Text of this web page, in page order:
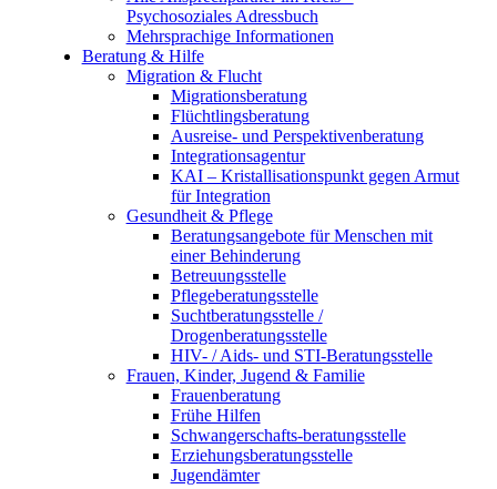
Psychosoziales Adressbuch
Mehrsprachige Informationen
Beratung & Hilfe
Migration & Flucht
Migrationsberatung
Flüchtlingsberatung
Ausreise- und Perspektivenberatung
Integrationsagentur
KAI – Kristallisationspunkt gegen Armut
für Integration
Gesundheit & Pflege
Beratungsangebote für Menschen mit
einer Behinderung
Betreuungsstelle
Pflegeberatungsstelle
Suchtberatungsstelle /
Drogenberatungsstelle
HIV- / Aids- und STI-Beratungsstelle
Frauen, Kinder, Jugend & Familie
Frauenberatung
Frühe Hilfen
Schwangerschafts-beratungsstelle
Erziehungsberatungsstelle
Jugendämter